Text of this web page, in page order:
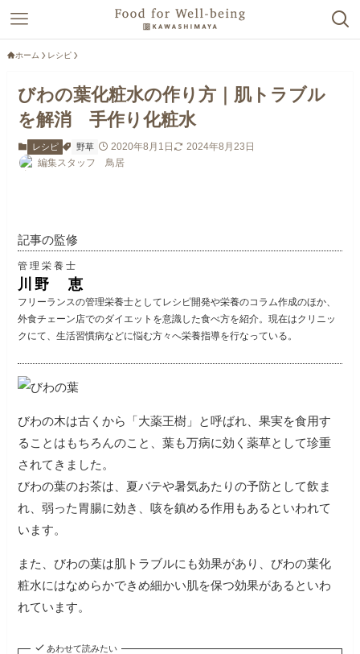
ホーム レシピ
びわの葉化粧水の作り方｜肌トラブル
を解消 手作り化粧水
レシピ 野草 2020年8月1日
2024年8月23日
編集スタッフ 鳥居
記事の監修
管理栄養士
川野 恵
フリーランスの管理栄養士としてレシピ開発や栄養のコラム作成のほか、
外食チェーン店でのダイエットを意識した食べ方を紹介。現在はクリニッ
クにて、生活習慣病などに悩む方々へ栄養指導を行なっている。
びわの木は古くから「大薬王樹」と呼ばれ、果実を食用す
ることはもちろんのこと、葉も万病に効く薬草として珍重
されてきました。
びわの葉のお茶は、夏バテや暑気あたりの予防として飲ま
れ、弱った胃腸に効き、咳を鎮める作用もあるといわれて
います。
また、びわの葉は肌トラブルにも効果があり、びわの葉化
粧水にはなめらかできめ細かい肌を保つ効果があるといわ
れています。
あわせて読みたい